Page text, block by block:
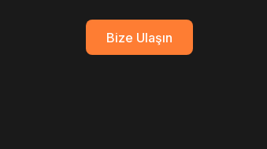
Bize Ulaşın